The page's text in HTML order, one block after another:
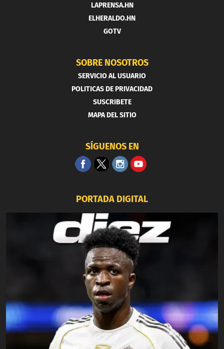
LAPRENSA.HN
ELHERALDO.HN
GOTV
SOBRE NOSOTROS
SERVICIO AL USUARIO
POLITICAS DE PRIVACIDAD
SUSCRIBETE
MAPA DEL SITIO
SÍGUENOS EN
PORTADA DIGITAL